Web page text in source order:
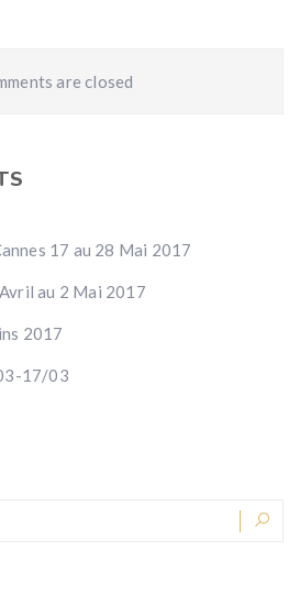
are closed
17 au 28 Mai 2017
au 2 Mai 2017
2017
17/03